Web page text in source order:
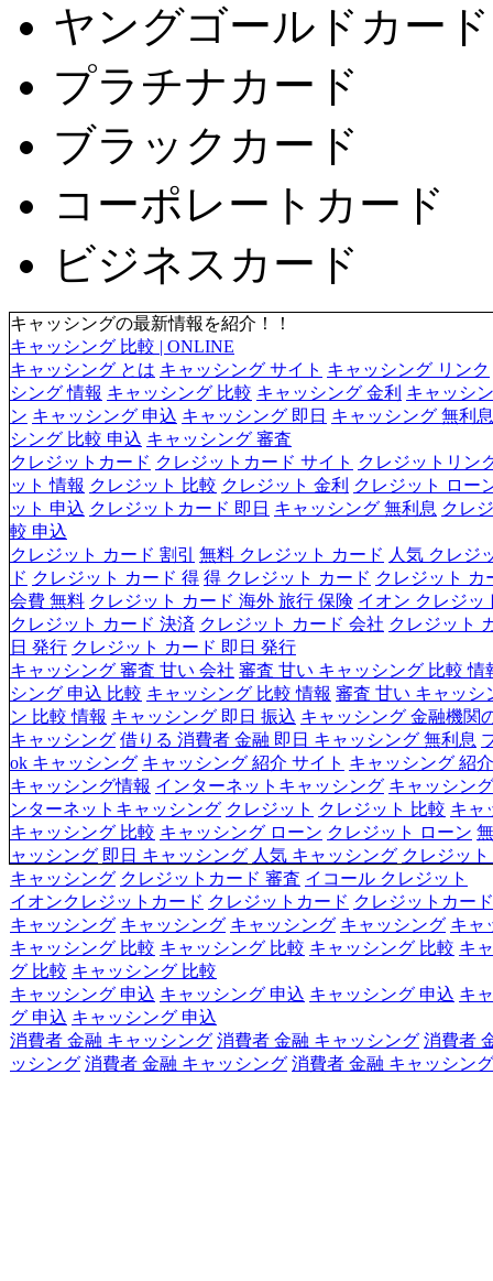
ヤングゴールドカード
プラチナカード
ブラックカード
コーポレートカード
ビジネスカード
キャッシングの最新情報を紹介！！
キャッシング 比較 | ONLINE
キャッシング とは キャッシング サイト キャッシング リンク
シング 情報 キャッシング 比較 キャッシング 金利 キャッシ
ン キャッシング 申込 キャッシング 即日 キャッシング 無利息
シング 比較 申込 キャッシング 審査
クレジットカード クレジットカード サイト クレジットリン
ット 情報 クレジット 比較 クレジット 金利 クレジット ロー
ット 申込 クレジットカード 即日 キャッシング 無利息 クレ
較 申込
クレジット カード 割引
無料 クレジット カード 人気 クレジ
ド クレジット カード 得 得 クレジット カード クレジット カ
会費 無料 クレジット カード 海外 旅行 保険 イオン クレジッ
クレジット カード 決済 クレジット カード 会社 クレジット
日 発行 クレジット カード 即日 発行
キャッシング 審査 甘い 会社 審査 甘い キャッシング 比較 情
シング 申込 比較 キャッシング 比較 情報 審査 甘い キャッシ
ン 比較 情報 キャッシング 即日 振込 キャッシング 金融機関
キャッシング 借りる 消費者 金融 即日 キャッシング 無利息
ok キャッシング キャッシング 紹介 サイト キャッシング 紹
キャッシング情報 インターネットキャッシング キャッシン
ンターネットキャッシング クレジット クレジット 比較 キャ
キャッシング 比較 キャッシング ローン クレジット ローン
ャッシング 即日 キャッシング 人気 キャッシング クレジッ
キャッシング クレジットカード 審査 イコール クレジット
イオンクレジットカード クレジットカード クレジットカー
キャッシング キャッシング キャッシング キャッシング キャ
キャッシング 比較 キャッシング 比較 キャッシング 比較 キ
グ 比較 キャッシング 比較
キャッシング 申込 キャッシング 申込 キャッシング 申込 キ
グ 申込 キャッシング 申込
消費者 金融 キャッシング 消費者 金融 キャッシング 消費者
ッシング 消費者 金融 キャッシング 消費者 金融 キャッシング